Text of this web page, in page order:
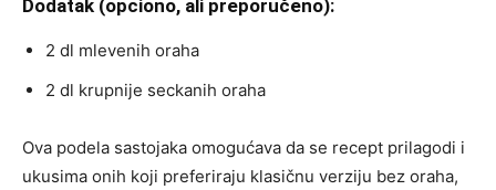
Dodatak (opciono, ali preporučeno):
2 dl mlevenih oraha
2 dl krupnije seckanih oraha
Ova podela sastojaka omogućava da se recept prilagodi i
ukusima onih koji preferiraju klasičnu verziju bez oraha,